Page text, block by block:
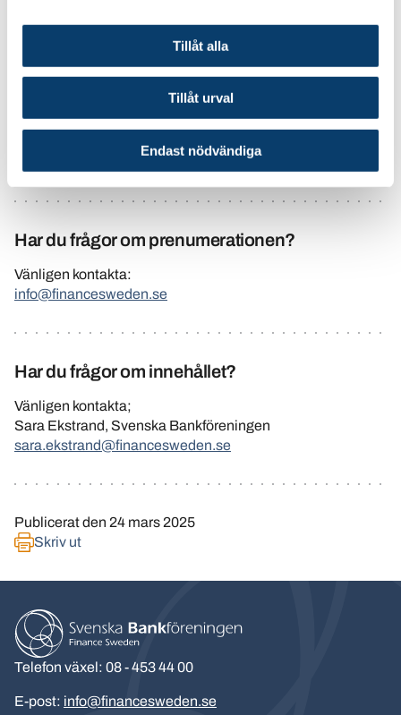
Tillåt alla
Tillåt urval
Endast nödvändiga
Banklagsnytt december 2024
Vill du prenumerera på Banklagsnytt?
Har du frågor om prenumerationen?
Vänligen kontakta:
info@financesweden.se
Har du frågor om innehållet?
Vänligen kontakta;
Sara Ekstrand, Svenska Bankföreningen
sara.ekstrand@financesweden.se
Publicerat den 24 mars 2025
Skriv ut
Telefon växel: 08 - 453 44 00
E-post: info@financesweden.se